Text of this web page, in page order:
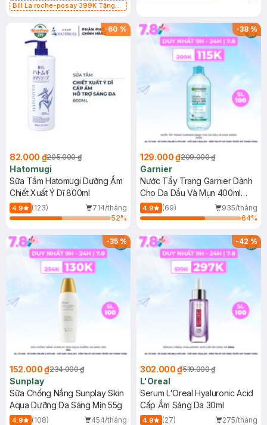
Bill La roche-posay 399K Tặng
(SL có hạn)
-60 %
82.000 ₫205.000 ₫
Hatomugi
Sữa Tắm Hatomugi Dưỡng Ẩm
Chiết Xuất Ý Dĩ 800ml
4.9 (123)
714/tháng
52%
-38%
129.000 ₫209.000 ₫
Garnier
Nước Tẩy Trang Garnier Dành
Cho Da Dầu Và Mụn 400ml
(Mới)
4.9 (69)
935/tháng
64%
-35%
152.000 ₫234.000 ₫
Sunplay
Sữa Chống Nắng Sunplay Skin
Aqua Dưỡng Da Sáng Mịn 55g
4.9 (108)
454/tháng
-42%
302.000 ₫519.000 ₫
L'Oreal
Serum L'Oreal Hyaluronic Acid
Cấp Ẩm Sáng Da 30ml
4.9 (27)
275/tháng